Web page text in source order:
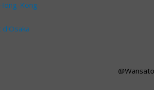
@Wansato